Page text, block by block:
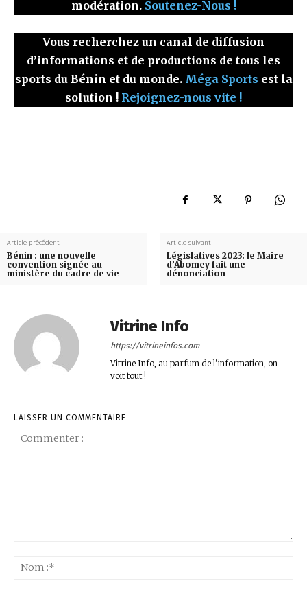
modération. Soutenez-Nous !
Vous recherchez un canal de diffusion
d’informations et de productions de tous les
sports du Bénin et du monde. Méga Sports est la
solution ! Rejoignez-nous vite !
Article précédent
Bénin : une nouvelle
convention signée au
ministère du cadre de vie
Article suivant
Législatives 2023: le Maire
d’Abomey fait une
dénonciation
Vitrine Info
https://vitrineinfos.com
Vitrine Info, au parfum de l'information, on
voit tout !
LAISSER UN COMMENTAIRE